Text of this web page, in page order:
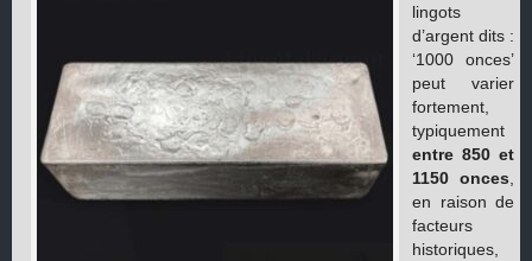
lingots
d’argent dits :
‘1000 onces’
peut varier
fortement,
typiquement
entre 850 et
1150 onces
en raison de
facteurs
historiques,